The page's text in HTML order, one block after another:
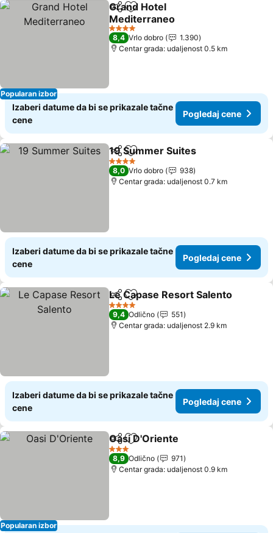
Popularan izbor
Deli Dodati u favorite
Grand Hotel
Mediterraneo
Pogledaj cene
4 Zvezdice
8,4 Vrlo dobro
1.390
Centar grada: udaljenost 0.5 km
Izaberi datume da bi se prikazale tačne
cene
Pogledaj cene
Deli Dodati u favorite
19 Summer Suites
4 Zvezdice
8,0 Vrlo dobro
938
Centar grada: udaljenost 0.7 km
Izaberi datume da bi se prikazale tačne
cene
Pogledaj cene
Deli Dodati u favorite
Le Capase Resort Salento
4 Zvezdice
9,4 Odlično
551
Centar grada: udaljenost 2.9 km
Izaberi datume da bi se prikazale tačne
cene
Pogledaj cene
Popularan izbor
Deli Dodati u favorite
Oasi D'Oriente
3 Zvezdice
8,9 Odlično
971
Centar grada: udaljenost 0.9 km